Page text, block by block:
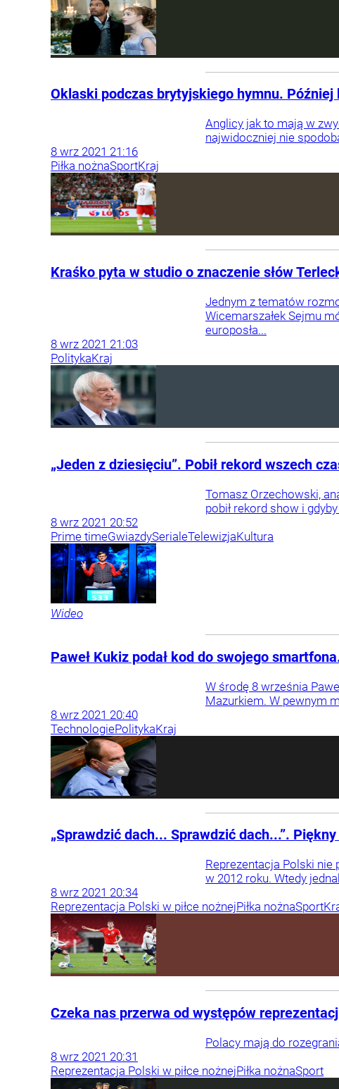
Oklaski podczas brytyjskiego hymnu.
Anglicy jak to mają w
najwidoczniej nie
8 wrz 2021 21:16
Piłka nożnaSportKraj
Kraśko pyta w studio o znaczenie słów
Jednym z tematów
Wicemarszałek Sejmu
europosła...
8 wrz 2021 21:03
PolitykaKraj
„Jeden z dziesięciu”. Pobił rekord wszech
Tomasz Orzechowski,
pobił rekord show i
8 wrz 2021 20:52
Prime timeGwiazdySerialeTelewizjaKultura
Wideo
Paweł Kukiz podał kod do swojego
W środę 8 września
Mazurkiem. W pewnym
8 wrz 2021 20:40
TechnologiePolitykaKraj
„Sprawdzić dach... Sprawdzić dach...”.
Reprezentacja Polski nie
w 2012 roku. Wtedy
8 wrz 2021 20:34
Reprezentacja Polski w piłce nożnejPiłka nożnaSport
Czeka nas przerwa od występów
Polacy mają do
8 wrz 2021 20:31
Reprezentacja Polski w piłce nożnejPiłka nożnaSport